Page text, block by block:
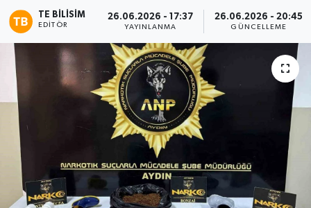
TE BILISIM
EDITÖR
26.06.2026 - 17:37
YAYINLANMA
26.06.2026 - 20:45
GÜNCELLEME